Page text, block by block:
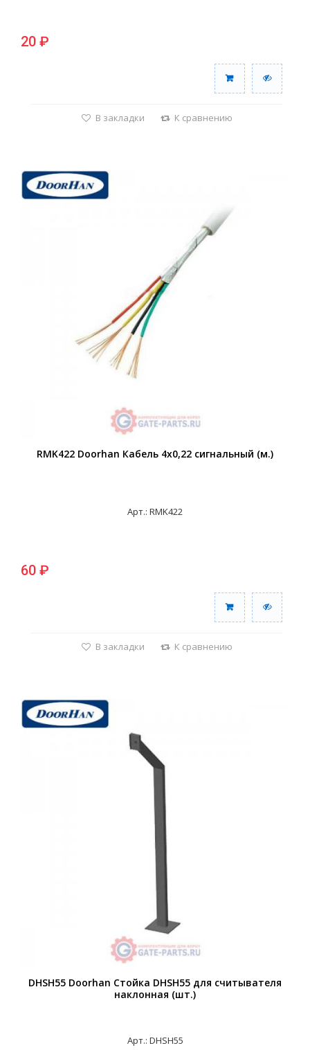
20 ₽
В закладки К сравнению
RMK422 Doorhan Кабель 4х0,22 сигнальный (м.)
Арт.: RMK422
60 ₽
В закладки К сравнению
DHSH55 Doorhan Стойка DHSH55 для считывателя
наклонная (шт.)
Арт.: DHSH55